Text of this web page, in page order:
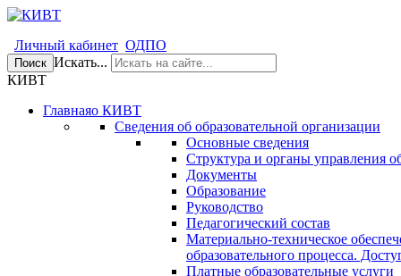
Личный кабинет ОДПО
Поиск Искать...
КИВТ
Главнаяо КИВТ
Сведения об образовательной организации
Основные сведения
Структура и органы управления
Документы
Образование
Руководство
Педагогический состав
Материально-техническое
образовательного процесса.
Платные образовательные услуги